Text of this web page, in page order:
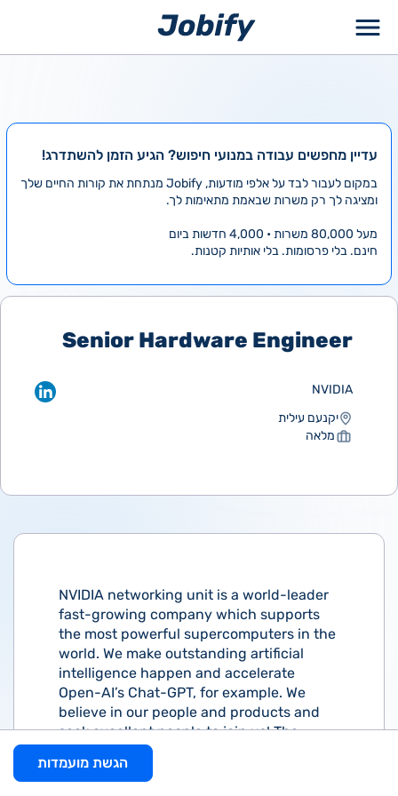
עדיין מחפשים עבודה במנועי חיפוש? הגיע הזמן להשתדרג!
במקום לעבור לבד על אלפי מודעות, Jobify מנתחת את קורות החיים שלך
ומציגה לך רק משרות שבאמת מתאימות לך.
מעל 80,000 משרות • 4,000 חדשות ביום
חינם. בלי פרסומות. בלי אותיות קטנות.
Senior Hardware Engineer
NVIDIA
יקנעם עילית
מלאה
NVIDIA networking unit is a world-leader
fast-growing company which supports
the most powerful supercomputers in the
world. We make outstanding artificial
intelligence happen and accelerate
Open-AI’s Chat-GPT, for example. We
believe in our people and products and
seek excellent people to join us! The
Network Application Engineering team is
looking for a hardworking, keen
הגשת מועמדות